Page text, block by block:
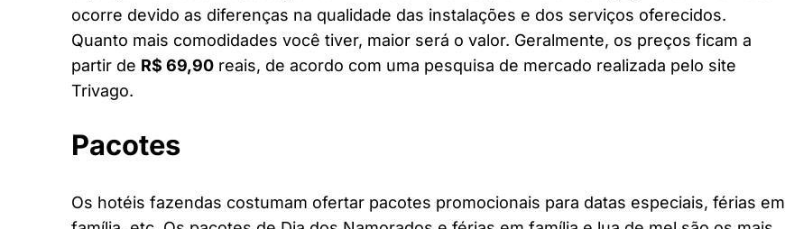
ocorre devido as diferenças na qualidade das instalações e dos serviços oferecidos.
Quanto mais comodidades você tiver, maior será o valor. Geralmente, os preços ficam a
partir de R$ 69,90 reais, de acordo com uma pesquisa de mercado realizada pelo site
Trivago.
Pacotes
Os hotéis fazendas costumam ofertar pacotes promocionais para datas especiais, férias em